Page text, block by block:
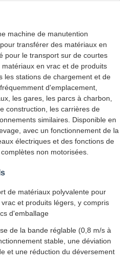
machine de manutention
transférer des matériaux en
pour le transport sur de courtes
en vrac et de produits
les stations de chargement et de
d'emplacement,
les gares, les parcs à charbon,
construction, les carrières de
similaires. Disponible en
avec un fonctionnement de la
électriques et des fonctions de
non motorisées.
de matériaux polyvalente pour
et produits légers, y compris
d'emballage
de la bande réglable (0,8 m/s à
stable, une déviation
et une réduction du déversement